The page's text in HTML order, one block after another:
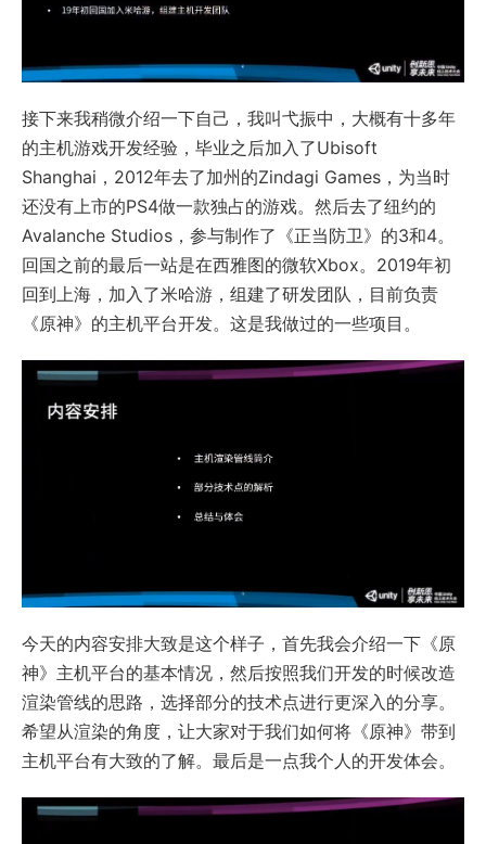
接下来我稍微介绍一下自己，我叫弋振中，大概有十多年
的主机游戏开发经验，毕业之后加入了Ubisoft
Shanghai，2012年去了加州的Zindagi Games，为当时
还没有上市的PS4做一款独占的游戏。然后去了纽约的
Avalanche Studios，参与制作了《正当防卫》的3和4。
回国之前的最后一站是在西雅图的微软Xbox。2019年初
回到上海，加入了米哈游，组建了研发团队，目前负责
《原神》的主机平台开发。这是我做过的一些项目。
今天的内容安排大致是这个样子，首先我会介绍一下《原
神》主机平台的基本情况，然后按照我们开发的时候改造
渲染管线的思路，选择部分的技术点进行更深入的分享。
希望从渲染的角度，让大家对于我们如何将《原神》带到
主机平台有大致的了解。最后是一点我个人的开发体会。